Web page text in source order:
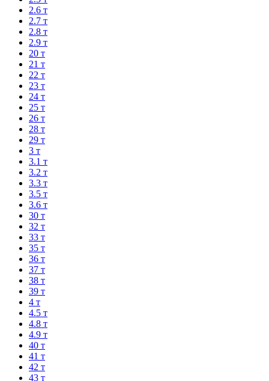
2.6 т
2.7 т
2.8 т
2.9 т
20 т
21 т
22 т
23 т
24 т
25 т
26 т
28 т
29 т
3 т
3.1 т
3.2 т
3.3 т
3.5 т
3.6 т
30 т
32 т
33 т
35 т
36 т
37 т
38 т
39 т
4 т
4.5 т
4.8 т
4.9 т
40 т
41 т
42 т
43 т